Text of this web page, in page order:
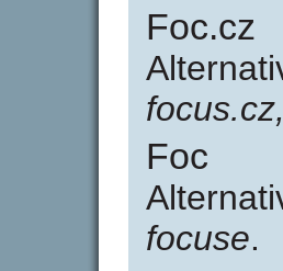
Foc.cz
Foc
focuse.